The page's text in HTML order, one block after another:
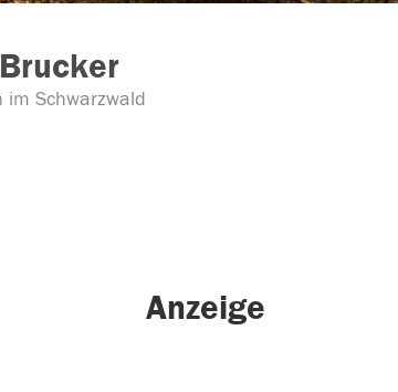
im Schwarzwald
Anzeige